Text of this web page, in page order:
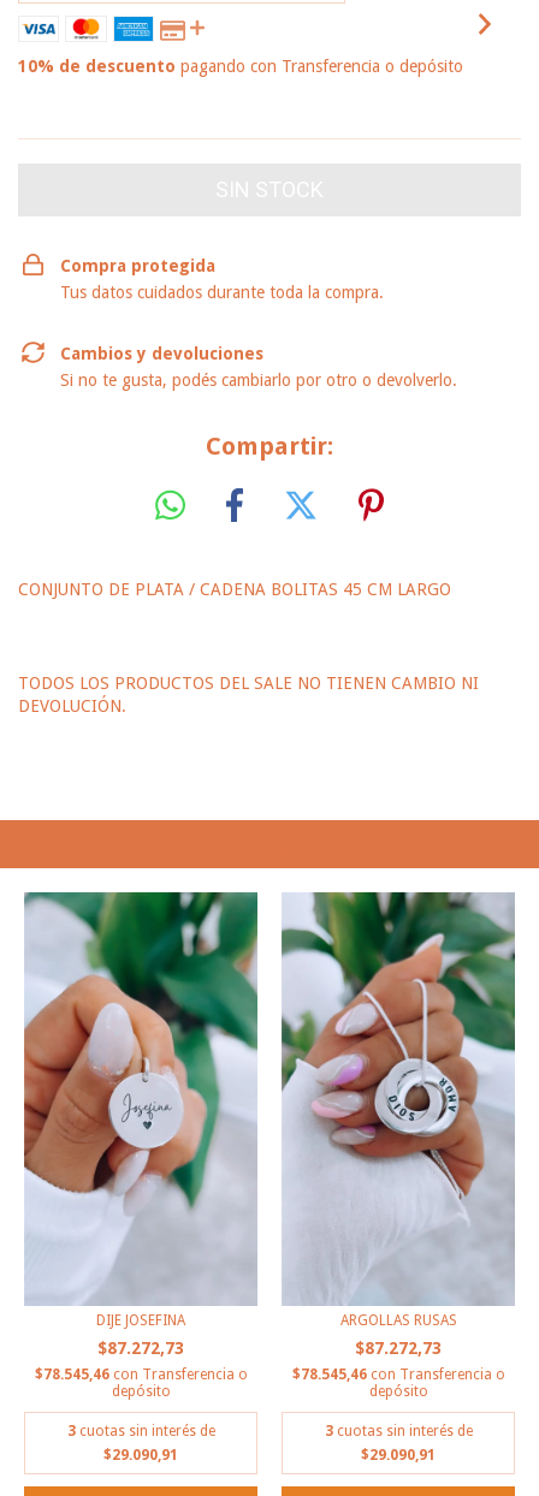
10% de descuento pagando con Transferencia o depósito
Compra protegida
Tus datos cuidados durante toda la compra.
Cambios y devoluciones
Si no te gusta, podés cambiarlo por otro o devolverlo.
Compartir:
CONJUNTO DE PLATA / CADENA BOLITAS 45 CM LARGO
TODOS LOS PRODUCTOS DEL SALE NO TIENEN CAMBIO NI
DEVOLUCIÓN.
DIJE JOSEFINA
$87.272,73
$78.545,46 con Transferencia o
depósito
3 cuotas sin interés de
$29.090,91
ARGOLLAS RUSAS
$87.272,73
$78.545,46 con Transferencia o
depósito
3 cuotas sin interés de
$29.090,91